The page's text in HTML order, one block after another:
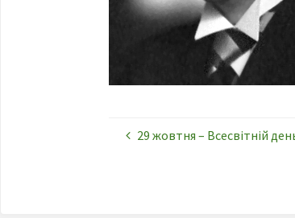
29 жовтня – Всесвітній